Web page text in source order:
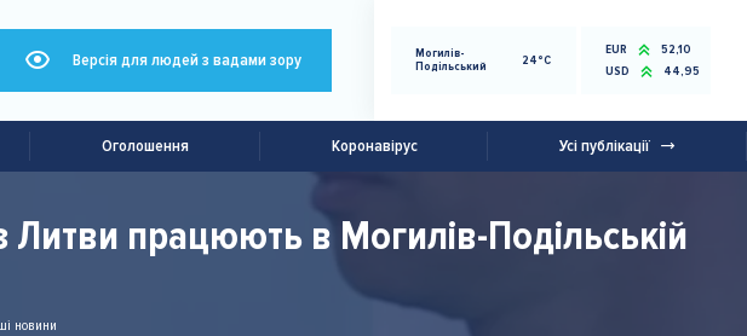
Версія для людей з вадами зору
Могилів-
Подільський
24°C
EUR
52,10
USD
44,95
Оголошення Коронавірус Усі публікації
Литви працюють в Могилів-Подільській
новини